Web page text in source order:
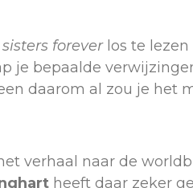
foreverlos te lezen
je bepaalde
daarom al zou je het
verhaal naar de
heeft daar zeker